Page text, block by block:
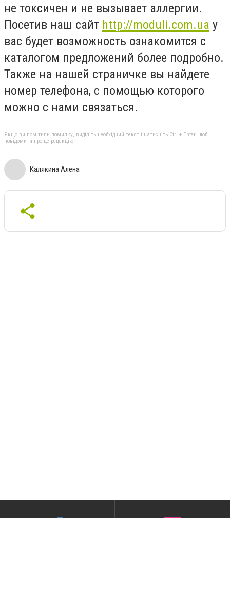
не токсичен и не вызывает аллергии.
Посетив наш сайт http://moduli.com.ua у
вас будет возможность ознакомится с
каталогом предложений более подробно.
Также на нашей страничке вы найдете
номер телефона, с помощью которого
можно с нами связаться.
Якщо ви помітили помилку, виділіть необхідний текст і натисніть Ctrl + Enter, щоб
повідомити про це редакцію
Калякина Алена